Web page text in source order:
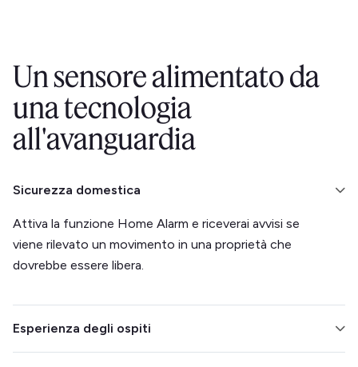
Un sensore alimentato da
una tecnologia
all'avanguardia
Sicurezza domestica
Attiva la funzione Home Alarm e riceverai avvisi se
viene rilevato un movimento in una proprietà che
dovrebbe essere libera.
Esperienza degli ospiti